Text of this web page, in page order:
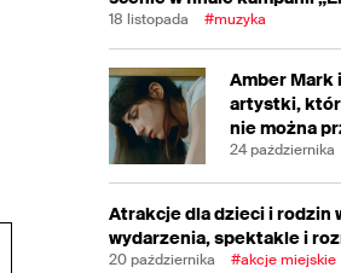
18 listopada #muzyka
Amber Mark
artystki,
nie można
24 października
Atrakcje dla dzieci i rodzin
wydarzenia, spektakle i
20 października #akcje miejskie